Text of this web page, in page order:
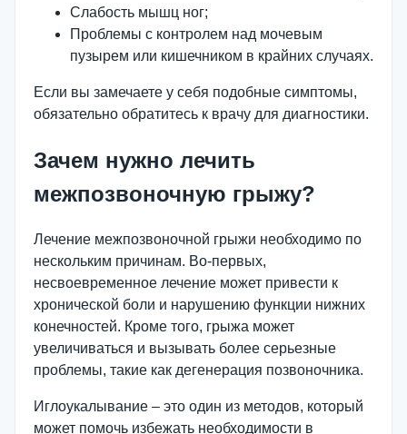
Слабость мышц ног;
Проблемы с контролем над мочевым
пузырем или кишечником в крайних случаях.
Если вы замечаете у себя подобные симптомы,
обязательно обратитесь к врачу для диагностики.
Зачем нужно лечить
межпозвоночную грыжу?
Лечение межпозвоночной грыжи необходимо по
нескольким причинам. Во-первых,
несвоевременное лечение может привести к
хронической боли и нарушению функции нижних
конечностей. Кроме того, грыжа может
увеличиваться и вызывать более серьезные
проблемы, такие как дегенерация позвоночника.
Иглоукалывание – это один из методов, который
может помочь избежать необходимости в